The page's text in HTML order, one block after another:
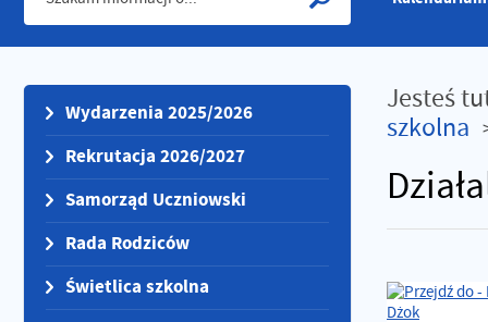
Wydarzenia 2025/2026
Rekrutacja 2026/2027
Samorząd Uczniowski
Rada Rodziców
Świetlica szkolna
Jesteś
szkolna